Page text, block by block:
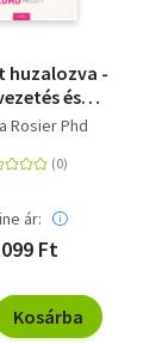
huzalozva -
és
ADHD
Rosier Phd
ár:
Ft
Kosárba